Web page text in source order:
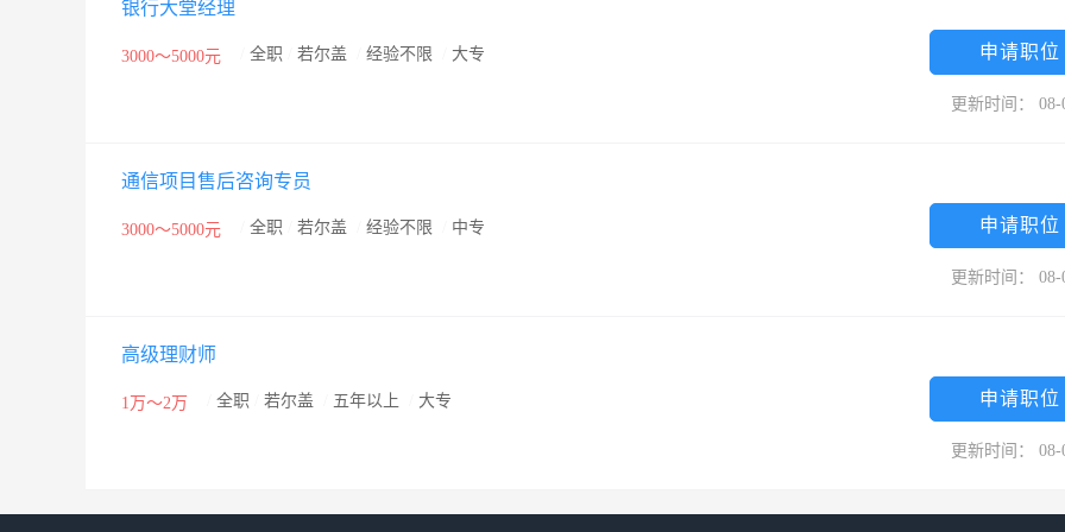
天府（四川）联合股权交易中心挂牌展示。 金控人力坚持“以人为本”的企业文化，以为金融发展提供优质人才服务为宗旨，培养
和集聚金融、法务、人力资源管理、教育培训等行业专家，打造了一支经验丰富、专业精通、务实创新的高素质团队，每年为社
委、市政府为整合地方金融资源、提升地方金融机构竞争力的背景下，根据《成都市人民政府关于同意成都投资控股集团有限公
司组建意见的批复》（成府函〔2008〕75号）文件精神，于2008年10月31日正式挂牌成立的成都市市属大型国有企业，注册资本
司等5家公司第二大股东；参股万和证券有限责任公司、成都（川藏）股权交易中心股份有限公司等。 成都金融控股集团有限公
司作为成都市大型国企，已被市委、市政府确定为国有资本投资、运营公司试点企业，集团将在市委、市政府的坚强领导下，在
市级各部门和社会各界的大力支持和关心下，深入实施“改革创新、转型升级”总体战略，进一步深化改革，突出主业，创新发
资管理有限公司/四川长江职业学院（香港树德教育集团全资子公司） 香港树德教育集团（www。hksdedu。com）是一间以香港
银行大堂经理
3000～5000元 全职 若尔盖 经验不限 大专 申请职位
更新时间： 08-
通信项目售后咨询专员
3000～5000元 全职 若尔盖 经验不限 中专 申请职位
更新时间： 08-
高级理财师
1万～2万 全职 若尔盖 五年以上 大专 申请职位
更新时间： 08-